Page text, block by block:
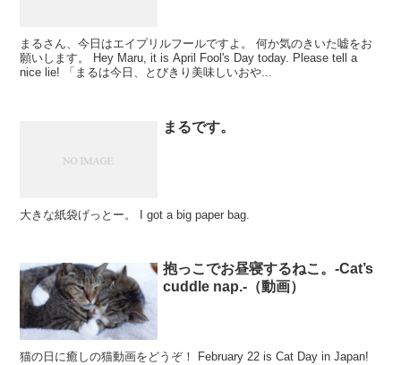
まるさん、今日はエイプリルフールですよ。 何か気のきいた嘘をお
願いします。 Hey Maru, it is April Fool's Day today. Please tell a
nice lie! 「まるは今日、とびきり美味しいおや...
まるです。
大きな紙袋げっとー。 I got a big paper bag.
抱っこでお昼寝するねこ。-Cat’s
cuddle nap.-（動画）
猫の日に癒しの猫動画をどうぞ！ February 22 is Cat Day in Japan!